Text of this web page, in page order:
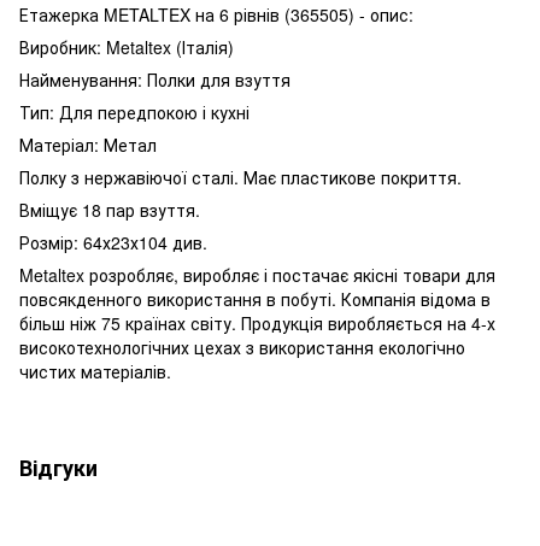
Етажерка METALTEX на 6 рівнів (365505) - опис:
Виробник: Metaltex (Італія)
Найменування: Полки для взуття
Тип: Для передпокою і кухні
Матеріал: Метал
Полку з нержавіючої сталі. Має пластикове покриття.
Вміщує 18 пар взуття.
Розмір: 64х23х104 див.
Metaltex розробляє, виробляє і постачає якісні товари для
повсякденного використання в побуті. Компанія відома в
більш ніж 75 країнах світу. Продукція виробляється на 4-х
високотехнологічних цехах з використання екологічно
чистих матеріалів.
Відгуки